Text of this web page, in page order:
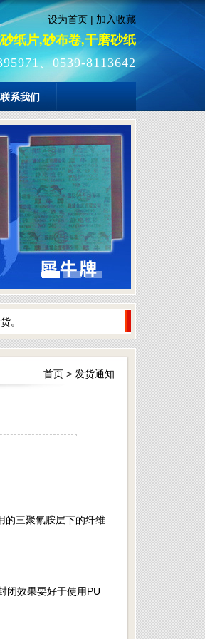
设为首页 | 加入收藏
纸片,砂布卷,干磨砂纸
、0539-8113642
联系我们
。
首页 > 发货通知
的三聚氰胺层下的纤维
闭效果要好于使用PU